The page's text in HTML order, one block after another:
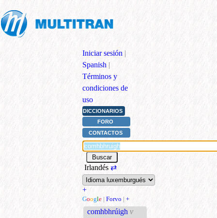
Iniciar sesión |
Spanish |
Términos y
condiciones de
uso
DICCIONARIOS
FORO
CONTACTOS
Irlandés ⇄
+
Google | Forvo | +
comhbhrúigh v